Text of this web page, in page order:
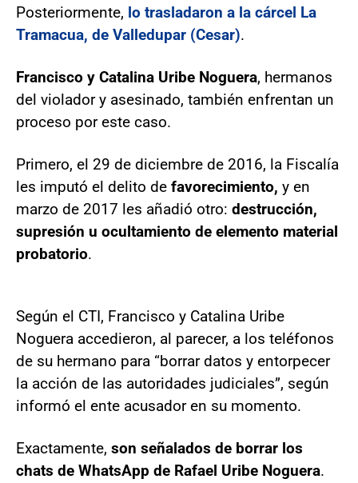
Posteriormente, lo trasladaron a la cárcel La
Tramacua, de Valledupar (Cesar).
Francisco y Catalina Uribe Noguera, hermanos
del violador y asesinado, también enfrentan un
proceso por este caso.
Primero, el 29 de diciembre de 2016, la Fiscalía
les imputó el delito de favorecimiento, y en
marzo de 2017 les añadió otro: destrucción,
supresión u ocultamiento de elemento material
probatorio.
Según el CTI, Francisco y Catalina Uribe
Noguera accedieron, al parecer, a los teléfonos
de su hermano para “borrar datos y entorpecer
la acción de las autoridades judiciales”, según
informó el ente acusador en su momento.
Exactamente, son señalados de borrar los
chats de WhatsApp de Rafael Uribe Noguera.